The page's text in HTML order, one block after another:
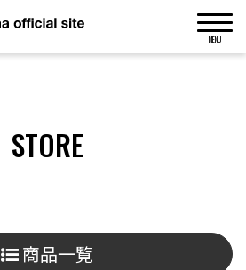
MENU
STORE
商品一覧